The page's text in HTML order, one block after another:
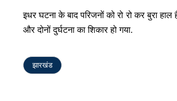
इधर घटना के बाद परिजनों को रो रो कर बुरा
और दोनों दुर्घटना का शिकार हो गया.
झारखंड